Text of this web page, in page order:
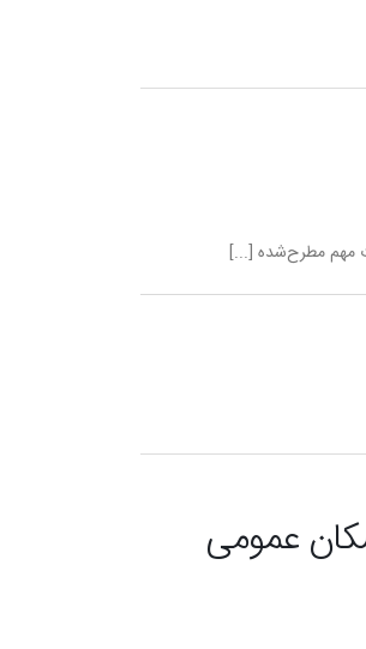
مهم مطرح‌شده [...]
عمومی